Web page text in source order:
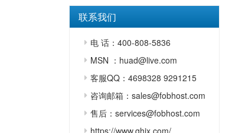
联系我们
电 话：400-808-5836
MSN ：huad@live.com
客服QQ：4698328 9291215
咨询邮箱：sales@fobhost.com
售后：services@fobhost.com
https://www.qhix.com/